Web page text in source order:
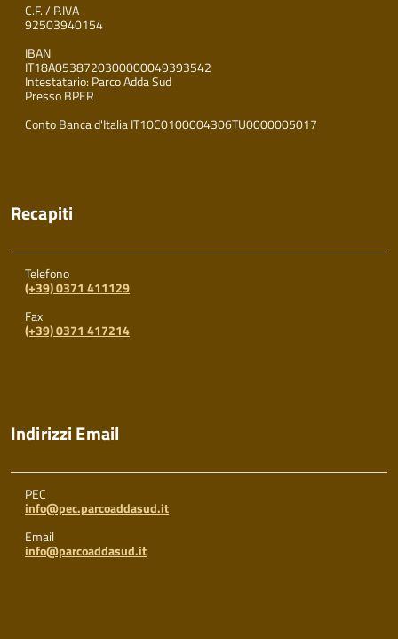
C.F. / P.IVA
92503940154
IBAN
IT18A0538720300000049393542
Intestatario: Parco Adda Sud
Presso BPER
Conto Banca d'Italia IT10C0100004306TU0000005017
Recapiti
Telefono
(+39) 0371 411129
Fax
(+39) 0371 417214
Indirizzi Email
PEC
info@pec.parcoaddasud.it
Email
info@parcoaddasud.it